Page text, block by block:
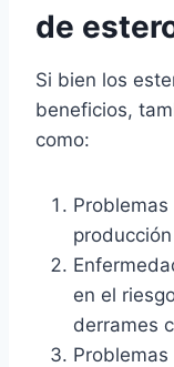
de
Si bien los
beneficios,
como:
en el
derrames